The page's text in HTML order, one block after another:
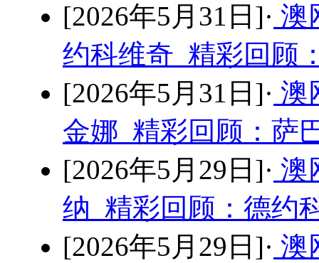
[2026年5月31日]· 澳
约科维奇 精彩回顾
[2026年5月31日]· 澳
金娜 精彩回顾：萨
[2026年5月29日]· 澳
纳 精彩回顾：德约
[2026年5月29日]· 澳